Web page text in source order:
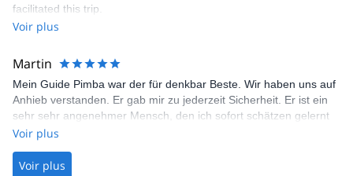
facilitated this trip.
Voir plus
Martin
Mein Guide Pimba war der für denkbar Beste. Wir haben uns auf
Anhieb verstanden. Er gab mir zu jederzeit Sicherheit. Er ist ein
sehr sehr angenehmer Mensch, den ich sofort schätzen gelernt
habe. Ich würde mich ihm bis ans Ende der Welt gehen. Mein
Voir plus
Voir plus